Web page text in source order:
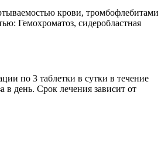
крови, тромбофлебитами
Гемохроматоз, сидеробластная
по 3 таблетки в сутки в течение
в день. Срок лечения зависит от